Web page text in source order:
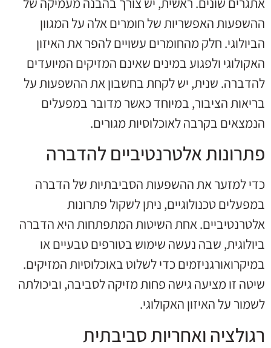
ההשפעות האפשריות של חומרים אלה על המגוון
הביולוגי. חלק מהחומרים עשויים להפר את האיזון
האקולוגי ולפגוע במינים שאינם המזיקים המיועדים
להדברה. שנית, יש לקחת בחשבון את ההשפעות על
בריאות הציבור, במיוחד כאשר מדובר במפעלים
הנמצאים בקרבה לאוכלוסיות מגורים.
פתרונות אלטרנטיביים להדברה
כדי למזער את ההשפעות הסביבתיות של הדברה
במפעלים טכנולוגיים, ניתן לשקול פתרונות
אלטרנטיביים. אחת השיטות המתפתחות היא הדברה
ביולוגית, שבה נעשה שימוש בטורפים טבעיים או
במיקרואורגניזמים כדי לשלוט באוכלוסיות המזיקים.
שיטה זו מציעה גישה פחות מזיקה לסביבה, וביכולתה
לשמור על האיזון האקולוגי.
רגולציה ואחריות סביבתית